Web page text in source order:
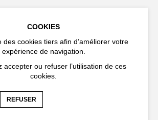
FAQ
COOKIES
des cookies tiers afin d’améliorer votre
expérience de navigation.
accepter ou refuser l’utilisation de ces
cookies.
REFUSER